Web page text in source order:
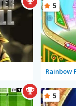
Rainbow
5
5